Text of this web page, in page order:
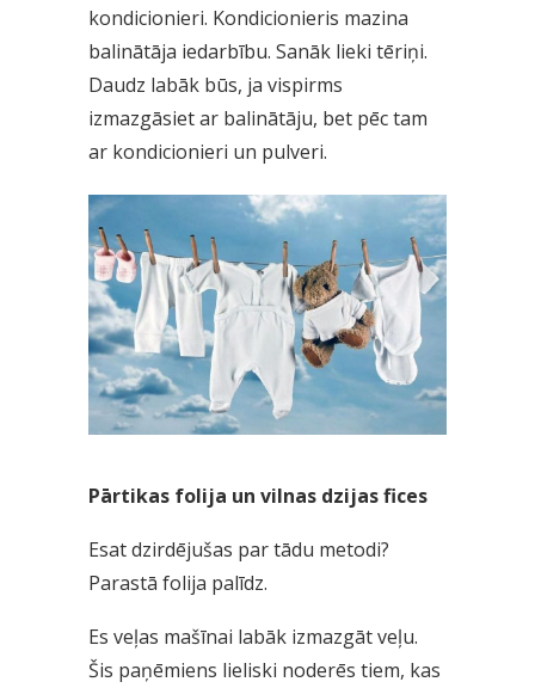
kondicionieri. Kondicionieris mazina
balinātāja iedarbību. Sanāk lieki tēriņi.
Daudz labāk būs, ja vispirms
izmazgāsiet ar balinātāju, bet pēc tam
ar kondicionieri un pulveri.
Pārtikas folija un vilnas dzijas fices
Esat dzirdējušas par tādu metodi?
Parastā folija palīdz.
Es veļas mašīnai labāk izmazgāt veļu.
Šis paņēmiens lieliski noderēs tiem, kas